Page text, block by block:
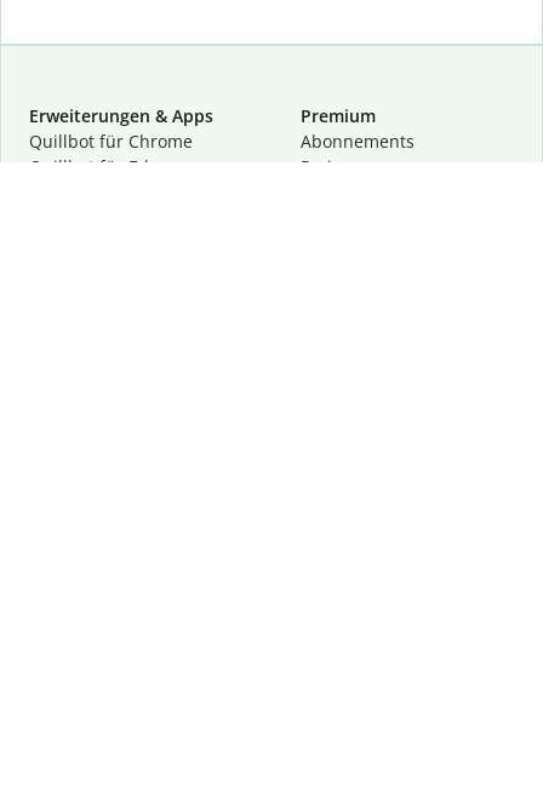
Erweiterungen & Apps
Quillbot für Chrome
Quillbot für Edge
Premium
Abon­ne­ments
Preise